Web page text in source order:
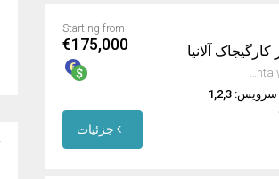
Kargıcak, Alanya, Antalya, Mediterranean Region, 07440, Turkey
1,2,3
Starting from
€175,000